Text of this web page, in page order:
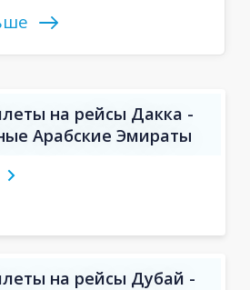
на рейсы Дакка -
Арабские Эмираты
на рейсы Дубай -